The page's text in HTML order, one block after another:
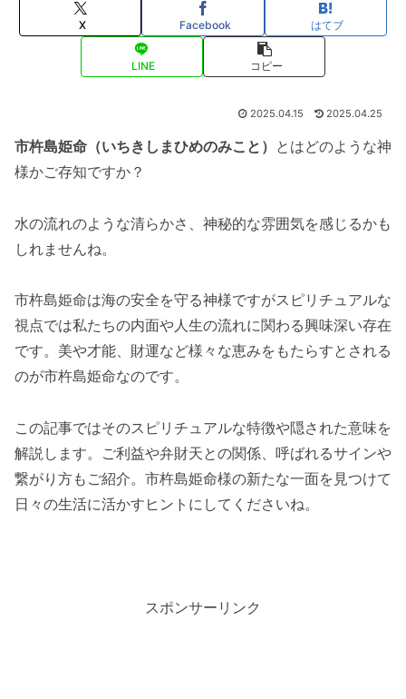
X Facebook はてブ
LINE コピー
2025.04.15 2025.04.25
市杵島姫命（いちきしまひめのみこと） とはどのような神
様かご存知ですか？
水の流れのような清らかさ、神秘的な雰囲気を感じるかも
しれませんね。
市杵島姫命は海の安全を守る神様ですがスピリチュアルな
視点では私たちの内面や人生の流れに関わる興味深い存在
です。美や才能、財運など様々な恵みをもたらすとされる
のが市杵島姫命なのです。
この記事ではそのスピリチュアルな特徴や隠された意味を
解説します。ご利益や弁財天との関係、呼ばれるサインや
繋がり方もご紹介。市杵島姫命様の新たな一面を見つけて
日々の生活に活かすヒントにしてくださいね。
スポンサーリンク